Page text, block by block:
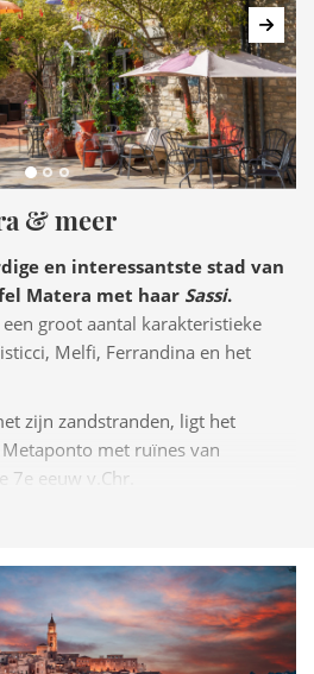
& meer
en interessantste stad van
Matera met haar Sassi.
groot aantal karakteristieke
Melfi, Ferrandina en het
zijn zandstranden, ligt het
met ruïnes van
7e eeuw v.Chr.
hier ligt Maratea met haar
gekregen voor schoonste
is toegevoegd aan de lijst 'Borghi
dorpjes van Italië. Een bezoek